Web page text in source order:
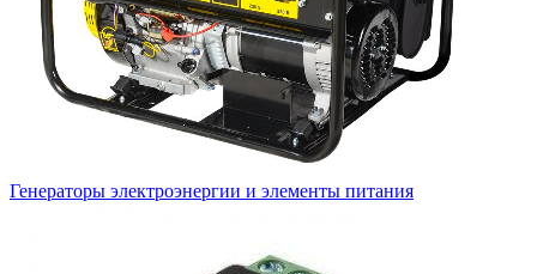
Генераторы электроэнергии и элементы питания